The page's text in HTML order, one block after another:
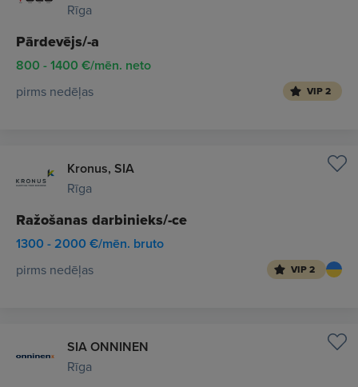
Rīga
Pārdevējs/-a
800 - 1400 €/mēn. neto
pirms nedēļas VIP 2
Kronus, SIA
Rīga
Ražošanas darbinieks/-ce
1300 - 2000 €/mēn. bruto
pirms nedēļas VIP 2
SIA ONNINEN
Rīga